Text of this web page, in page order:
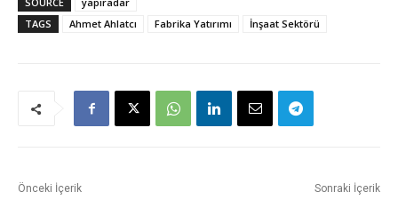
TAGS
Ahmet Ahlatcı Fabrika Yatırımı İnşaat Sektörü
Önceki İçerik Sonraki İçerik